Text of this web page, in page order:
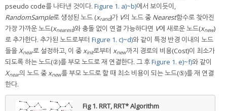
pseudo code를 나타낸 것이다. Figure 1. a)~b)에서 보이듯이,
RandomSample로 생성된 노드 (xrand)가 V의 노드 중 Nearest함수로 찾아진
가장 가까운 노드(xnearest)와 충돌 없이 연결 가능하다면 V에 새로운 노드(xnew)
로 추가한다. 추가된 노드로부터 Figure 1. c)~d)와 같이 특정 반경 이내의 노드
들을 Xnear로 설정하고, 이 중 xinit로부터 xnew까지 경로의 비용(Cost)이 최소가
되도록 하는 노드(②)를 부모 노드로 재 연결한다. 그 후Figure 1. e)~f)와 같이
Xnear의 노드 중 xnew를 부모 노드로 할 때 최소 비용이 되는 노드(⑤)를 재 연결
한다.
Fig 1.RRT, RRT* Algorithm